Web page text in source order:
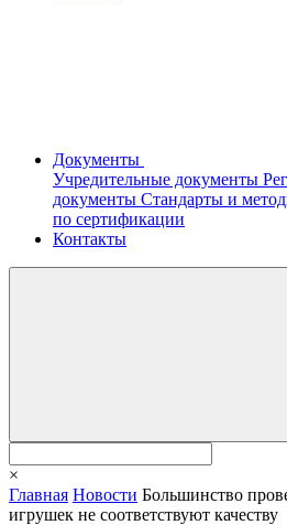
Документы
Учредительные документы
документы Стандарты и
по сертификации
Контакты
×
Главная Новости Большинство
игрушек не соответствуют качеству